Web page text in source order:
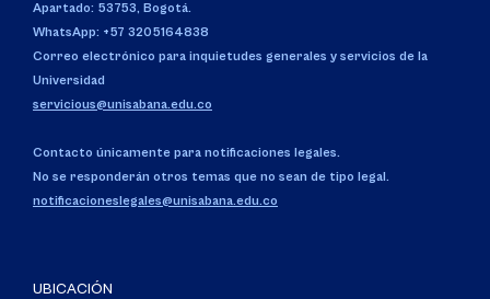
Apartado: 53753, Bogotá.
WhatsApp: +57 3205164838
Correo electrónico para inquietudes generales y servicios de la
Universidad
servicious@unisabana.edu.co
Contacto únicamente para notificaciones legales.
No se responderán otros temas que no sean de tipo legal.
notificacioneslegales@unisabana.edu.co
UBICACIÓN